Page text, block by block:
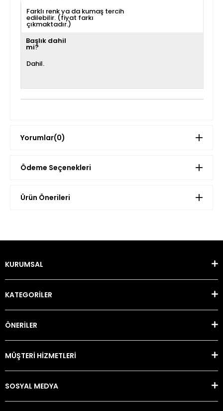
Farklı renk ya da kumaş tercih
edilebilir. (fiyat farkı
çıkmaktadır.)
Başlık dahil
mi?
Dahil.
Yorumlar(0)
Ödeme Seçenekleri
Ürün Önerileri
KURUMSAL
KATEGORİLER
ÖNERİLER
MÜŞTERİ HİZMETLERİ
SOSYAL MEDYA